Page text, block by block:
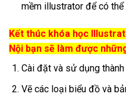
mềm illustrator để có thể
Kết thúc khóa học
Nội bạn sẽ làm được
Cài đặt và sử dụng
Vẽ các loại biểu đồ và